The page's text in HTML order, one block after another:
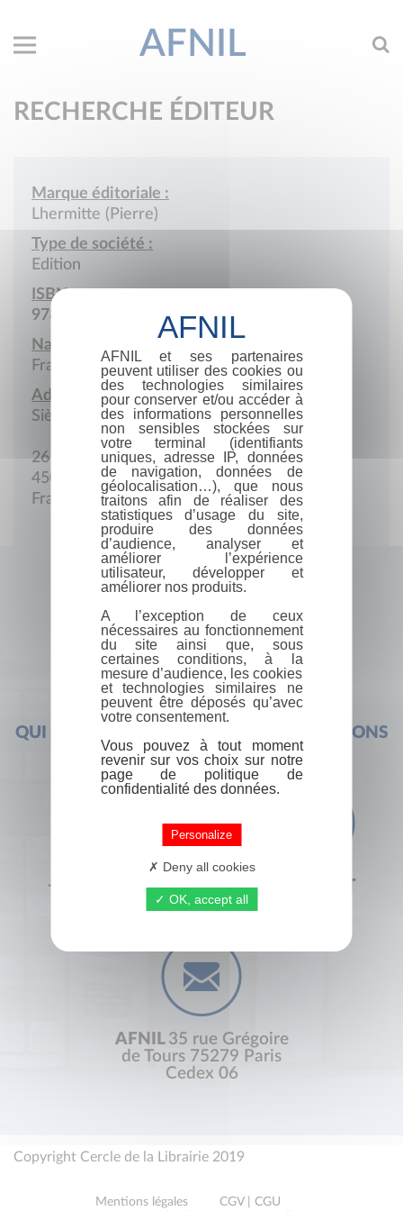
AFNIL
RECHERCHE ÉDITEUR
Marque éditoriale :
Lhermitte (Pierre)
Type de société :
Edition
ISBN :
978-2-85909
Nationalité :
France
Adresse :
Siège social
26 Boulevard de Châteaudun
45000 Orléans
France
QUI SOMMES-NOUS ? FOIRE AUX QUESTIONS
+33 (0) 1 44 41 29 19 CONTACT
AFNIL 35 rue Grégoire
de Tours 75279 Paris
Cedex 06
Copyright Cercle de la Librairie 2019
Mentions légales
CGV | CGU
AFNIL et ses partenaires
peuvent utiliser des cookies ou
des technologies similaires
pour conserver et/ou accéder à
des informations personnelles
non sensibles stockées sur
votre terminal (identifiants
uniques, adresse IP, données
de navigation, données de
géolocalisation…), que nous
traitons afin de réaliser des
statistiques d’usage du site,
produire des données
d’audience, analyser et
améliorer l’expérience
utilisateur, développer et
améliorer nos produits.
A l’exception de ceux
nécessaires au fonctionnement
du site ainsi que, sous
certaines conditions, à la
mesure d’audience, les cookies
et technologies similaires ne
peuvent être déposés qu’avec
votre consentement.
Vous pouvez à tout moment
revenir sur vos choix sur notre
page de politique de
confidentialité des données.
Personalize
Deny all cookies
OK, accept all